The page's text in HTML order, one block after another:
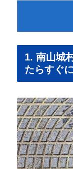
1. 南山城
たらすぐ